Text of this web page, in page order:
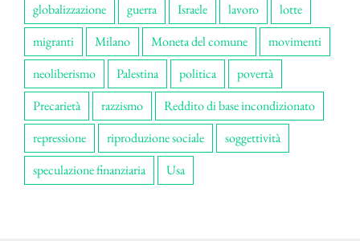
globalizzazione
guerra Israele lavoro
lotte
migranti
Milano Moneta del comune
movimenti
neoliberismo
Palestina politica
povertà
Precarietà
razzismo
Reddito di base incondizionato
repressione
riproduzione sociale
soggettività
speculazione finanziaria
Usa